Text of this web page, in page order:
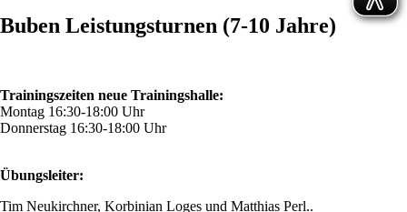
Buben Leistungsturnen (7-10 Jahre)
Trainingszeiten neue Trainingshalle:
Montag 16:30-18:00 Uhr
Donnerstag 16:30-18:00 Uhr
Übungsleiter:
Tim Neukirchner, Korbinian Loges und Matthias Perl..